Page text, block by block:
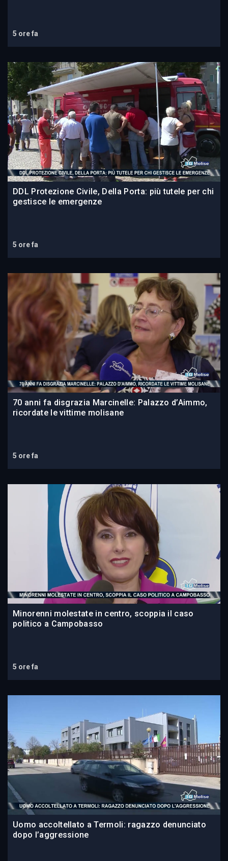
5 ore fa
DDL Protezione Civile, Della Porta: più tutele per chi
gestisce le emergenze
5 ore fa
70 anni fa disgrazia Marcinelle: Palazzo d’Aimmo,
ricordate le vittime molisane
5 ore fa
Minorenni molestate in centro, scoppia il caso
politico a Campobasso
5 ore fa
Uomo accoltellato a Termoli: ragazzo denunciato
dopo l’aggressione